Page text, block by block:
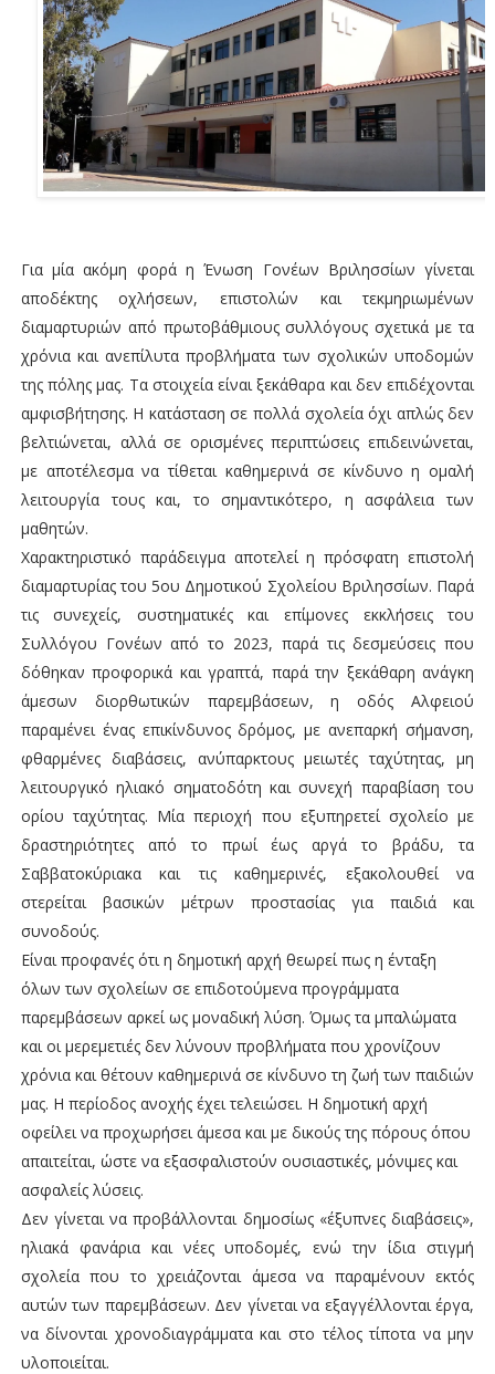
Για μία ακόμη φορά η Ένωση Γονέων Βριλησσίων γίνεται
αποδέκτης οχλήσεων, επιστολών και τεκμηριωμένων
διαμαρτυριών από πρωτοβάθμιους συλλόγους σχετικά με τα
χρόνια και ανεπίλυτα προβλήματα των σχολικών υποδομών
της πόλης μας. Τα στοιχεία είναι ξεκάθαρα και δεν επιδέχονται
αμφισβήτησης. Η κατάσταση σε πολλά σχολεία όχι απλώς δεν
βελτιώνεται, αλλά σε ορισμένες περιπτώσεις επιδεινώνεται,
με αποτέλεσμα να τίθεται καθημερινά σε κίνδυνο η ομαλή
λειτουργία τους και, το σημαντικότερο, η ασφάλεια των
μαθητών.
Χαρακτηριστικό παράδειγμα αποτελεί η πρόσφατη επιστολή
διαμαρτυρίας του 5ου Δημοτικού Σχολείου Βριλησσίων. Παρά
τις συνεχείς, συστηματικές και επίμονες εκκλήσεις του
Συλλόγου Γονέων από το 2023, παρά τις δεσμεύσεις που
δόθηκαν προφορικά και γραπτά, παρά την ξεκάθαρη ανάγκη
άμεσων διορθωτικών παρεμβάσεων, η οδός Αλφειού
παραμένει ένας επικίνδυνος δρόμος, με ανεπαρκή σήμανση,
φθαρμένες διαβάσεις, ανύπαρκτους μειωτές ταχύτητας, μη
λειτουργικό ηλιακό σηματοδότη και συνεχή παραβίαση του
ορίου ταχύτητας. Μία περιοχή που εξυπηρετεί σχολείο με
δραστηριότητες από το πρωί έως αργά το βράδυ, τα
Σαββατοκύριακα και τις καθημερινές, εξακολουθεί να
στερείται βασικών μέτρων προστασίας για παιδιά και
συνοδούς.
Είναι προφανές ότι η δημοτική αρχή θεωρεί πως η ένταξη
όλων των σχολείων σε επιδοτούμενα προγράμματα
παρεμβάσεων αρκεί ως μοναδική λύση. Όμως τα μπαλώματα
και οι μερεμετιές δεν λύνουν προβλήματα που χρονίζουν
χρόνια και θέτουν καθημερινά σε κίνδυνο τη ζωή των παιδιών
μας. Η περίοδος ανοχής έχει τελειώσει. Η δημοτική αρχή
οφείλει να προχωρήσει άμεσα και με δικούς της πόρους όπου
απαιτείται, ώστε να εξασφαλιστούν ουσιαστικές, μόνιμες και
ασφαλείς λύσεις.
Δεν γίνεται να προβάλλονται δημοσίως «έξυπνες διαβάσεις»,
ηλιακά φανάρια και νέες υποδομές, ενώ την ίδια στιγμή
σχολεία που το χρειάζονται άμεσα να παραμένουν εκτός
αυτών των παρεμβάσεων. Δεν γίνεται να εξαγγέλλονται έργα,
να δίνονται χρονοδιαγράμματα και στο τέλος τίποτα να μην
υλοποιείται.